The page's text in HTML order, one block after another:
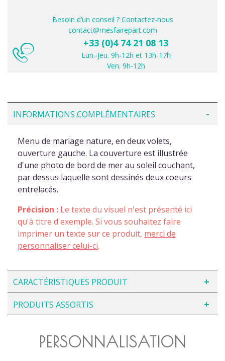
Besoin d’un conseil ? Contactez-nous
contact@mesfairepart.com
+33 (0)4 74 21 08 13
Lun.-Jeu. 9h-12h et 13h-17h
Ven. 9h-12h
INFORMATIONS COMPLÉMENTAIRES
Menu de mariage nature, en deux volets,
ouverture gauche. La couverture est illustrée
d'une photo de bord de mer au soleil couchant,
par dessus laquelle sont dessinés deux coeurs
entrelacés.
Précision : Le texte du visuel n'est présenté ici
qu'à titre d'exemple. Si vous souhaitez faire
imprimer un texte sur ce produit, merci de
personnaliser celui-ci.
CARACTÉRISTIQUES PRODUIT
PRODUITS ASSORTIS
PERSONNALISATION